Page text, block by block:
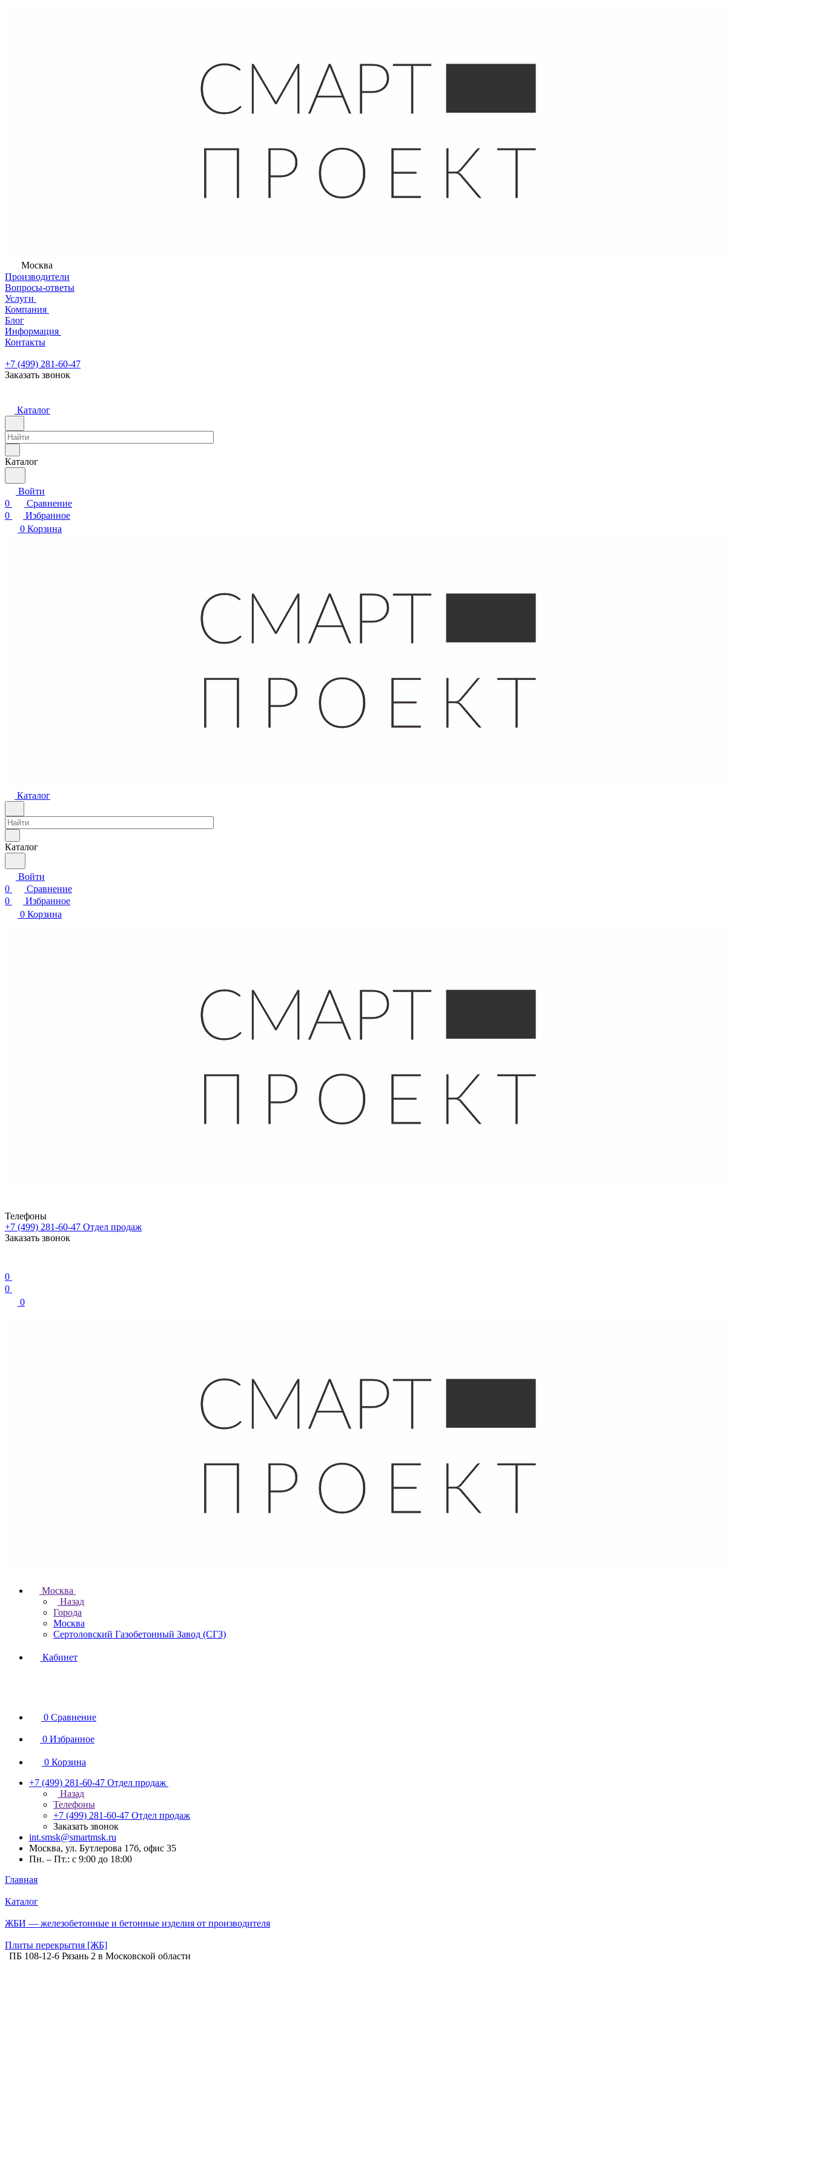
Москва
Производители
Вопросы-ответы
Услуги
Компания
Блог
Информация
Контакты
+7 (499) 281-60-47
Заказать звонок
Каталог
Каталог
Войти
0
Сравнение
0
Избранное
0 Корзина
Каталог
Каталог
Войти
0
Сравнение
0
Избранное
0 Корзина
Телефоны
+7 (499) 281-60-47 Отдел продаж
Заказать звонок
0
0
0
Москва
Назад
Города
Москва
Сертоловский Газобетонный Завод (СГЗ)
Кабинет
0 Сравнение
0 Избранное
0 Корзина
+7 (499) 281-60-47 Отдел продаж
Назад
Телефоны
+7 (499) 281-60-47 Отдел продаж
Заказать звонок
int.smsk@smartmsk.ru
Москва, ул. Бутлерова 17б, офис 35
Пн. – Пт.: с 9:00 до 18:00
Главная
Каталог
ЖБИ — железобетонные и бетонные изделия от производителя
Плиты перекрытия [ЖБ]
ПБ 108-12-6 Рязань 2 в Московской области